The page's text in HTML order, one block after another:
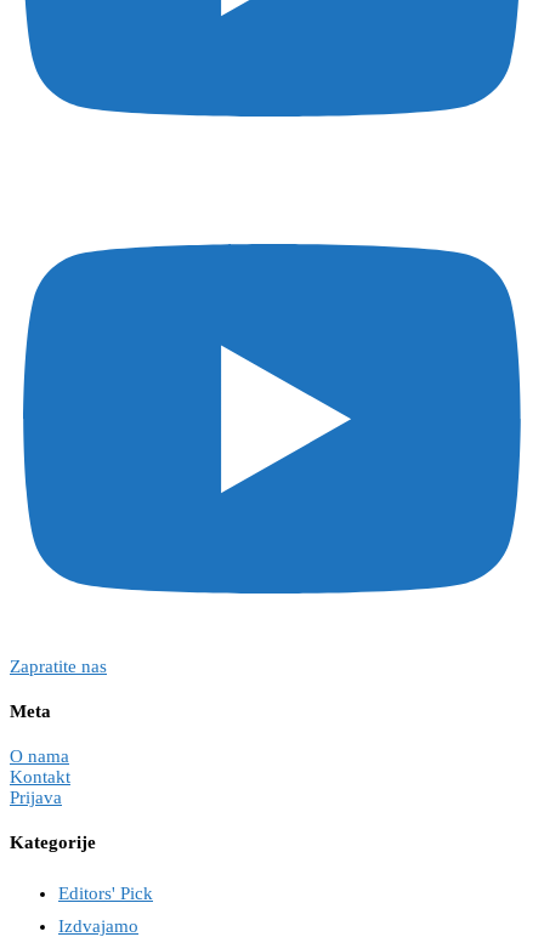
Zapratite nas
Meta
O nama
Kontakt
Prijava
Kategorije
Editors' Pick
Izdvajamo